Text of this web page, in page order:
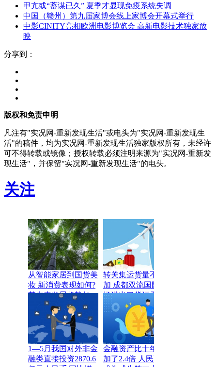
甲亢或“蓄谋已久” 夏季才显现免疫系统失调
中国（赣州）第九届家博会线上家博会开幕式举行
中影CINITY亮相欧洲电影博览会 高新电影技术独家放
映
分享到：
版权和免责申明
凡注有"实况网-重新发现生活"或电头为"实况网-重新发现生
活"的稿件，均为实况网-重新发现生活独家版权所有，未经许
可不得转载或镜像；授权转载必须注明来源为"实况网-重新发
现生活"，并保留"实况网-重新发现生活"的电头。
关注
从智能家居到国货美
妆 新消费表现如何?
其未来发展趋势如
转关集运货量不断增
加 成都双流国际机
场进出口货运吞吐量
创新高
1—5月我国对外非金
融类直接投资2870.6
亿元人民币 同比增
金融资产比十年前增
加了2.4倍 人民币已
成为成为第三大篮子